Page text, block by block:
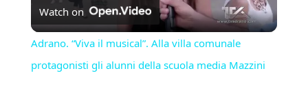
Video
Watch on
Adrano. “Viva il musical”. Alla villa comunale
protagonisti gli alunni della scuola media Mazzini